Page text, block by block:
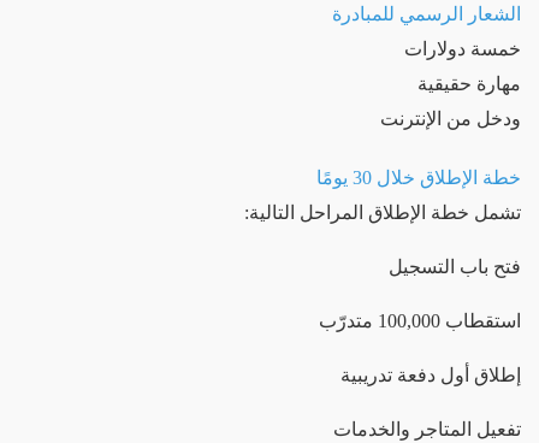
الشعار الرسمي للمبادرة
خمسة دولارات
مهارة حقيقية
ودخل من الإنترنت
خطة الإطلاق خلال 30 يومًا
تشمل خطة الإطلاق المراحل التالية:
فتح باب التسجيل
استقطاب 100,000 متدرّب
إطلاق أول دفعة تدريبية
تفعيل المتاجر والخدمات